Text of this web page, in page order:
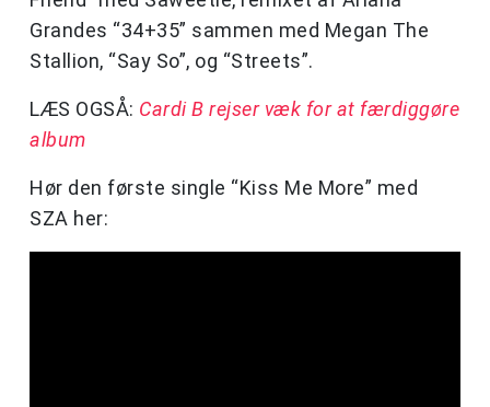
Grandes “34+35” sammen med Megan The
Stallion, “Say So”, og “Streets”.
LÆS OGSÅ: Cardi B rejser væk for at færdiggøre
album
Hør den første single “Kiss Me More” med
SZA her: